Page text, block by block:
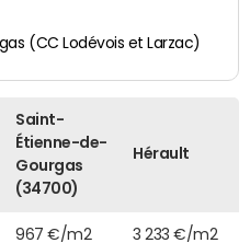
(CC Lodévois et Larzac)
Saint-
Étienne-de-
Gourgas
(34700)
Hérault
967 €/m2 3 233 €/m2